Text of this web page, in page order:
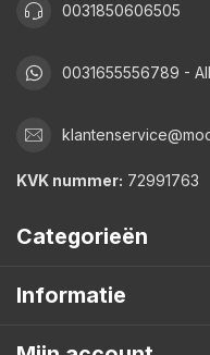
0031850606505
0031655556789 -
KVK nummer: 72991763
Categorieën
Informatie